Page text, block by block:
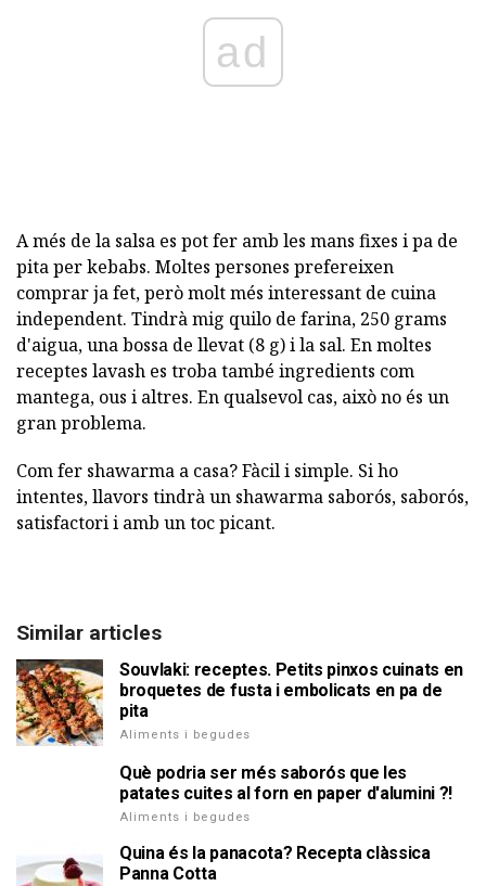
ad
A més de la salsa es pot fer amb les mans fixes i pa de
pita per kebabs. Moltes persones prefereixen
comprar ja fet, però molt més interessant de cuina
independent. Tindrà mig quilo de farina, 250 grams
d'aigua, una bossa de llevat (8 g) i la sal. En moltes
receptes lavash es troba també ingredients com
mantega, ous i altres. En qualsevol cas, això no és un
gran problema.
Com fer shawarma a casa? Fàcil i simple. Si ho
intentes, llavors tindrà un shawarma saborós, saborós,
satisfactori i amb un toc picant.
Similar articles
Souvlaki: receptes. Petits pinxos cuinats en
broquetes de fusta i embolicats en pa de
pita
Aliments i begudes
Què podria ser més saborós que les
patates cuites al forn en paper d'alumini ?!
Aliments i begudes
Quina és la panacota? Recepta clàssica
Panna Cotta